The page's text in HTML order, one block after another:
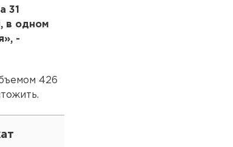
31
в одном
-
426